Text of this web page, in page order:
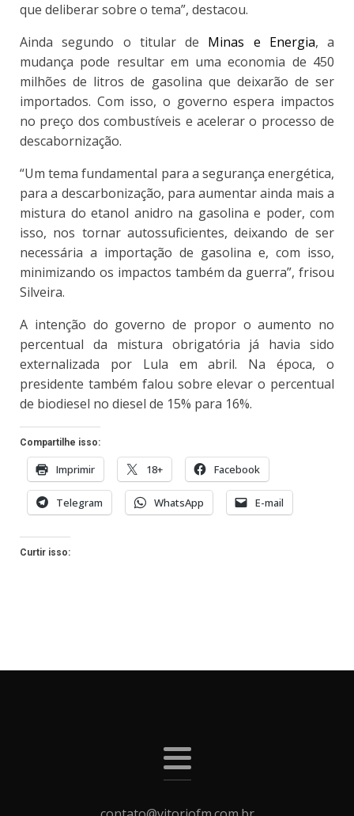
que deliberar sobre o tema”, destacou.
Ainda segundo o titular de Minas e Energia, a
mudança pode resultar em uma economia de 450
milhões de litros de gasolina que deixarão de ser
importados. Com isso, o governo espera impactos
no preço dos combustíveis e acelerar o processo de
descabornização.
“Um tema fundamental para a segurança energética,
para a descarbonização, para aumentar ainda mais a
mistura do etanol anidro na gasolina e poder, com
isso, nos tornar autossuficientes, deixando de ser
necessária a importação de gasolina e, com isso,
minimizando os impactos também da guerra”, frisou
Silveira.
A intenção do governo de propor o aumento no
percentual da mistura obrigatória já havia sido
externalizada por Lula em abril. Na época, o
presidente também falou sobre elevar o percentual
de biodiesel no diesel de 15% para 16%.
Compartilhe isso:
Imprimir 18+ Facebook
Telegram WhatsApp E-mail
Curtir isso: